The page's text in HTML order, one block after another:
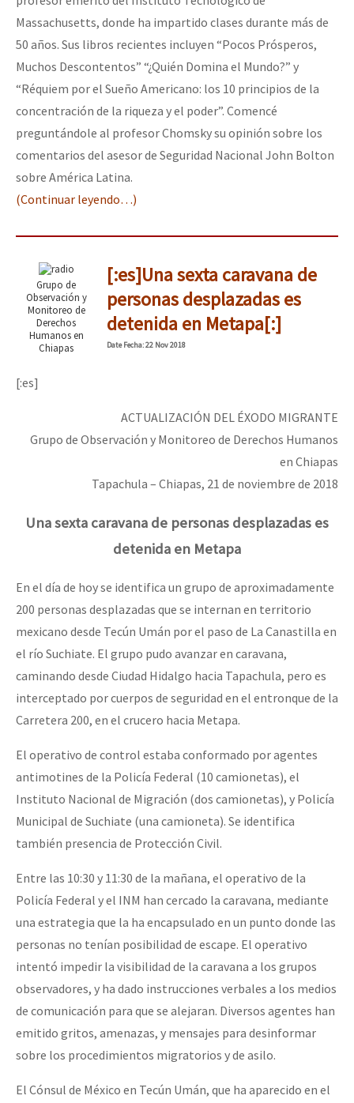
Massachusetts, donde ha impartido clases durante más de
50 años. Sus libros recientes incluyen “Pocos Prósperos,
Muchos Descontentos” “¿Quién Domina el Mundo?” y
“Réquiem por el Sueño Americano: los 10 principios de la
concentración de la riqueza y el poder”. Comencé
preguntándole al profesor Chomsky su opinión sobre los
comentarios del asesor de Seguridad Nacional John Bolton
sobre América Latina.
(Continuar leyendo…)
Grupo de
Observación y
Monitoreo de
Derechos
Humanos en
Chiapas
[:es]Una sexta caravana de
personas desplazadas es
detenida en Metapa[:]
DateFecha: 22 Nov 2018
[:es]
ACTUALIZACIÓN DEL ÉXODO MIGRANTE
Grupo de Observación y Monitoreo de Derechos Humanos
en Chiapas
Tapachula – Chiapas, 21 de noviembre de 2018
Una sexta caravana de personas desplazadas es
detenida en Metapa
En el día de hoy se identifica un grupo de aproximadamente
200 personas desplazadas que se internan en territorio
mexicano desde Tecún Umán por el paso de La Canastilla en
el río Suchiate. El grupo pudo avanzar en caravana,
caminando desde Ciudad Hidalgo hacia Tapachula, pero es
interceptado por cuerpos de seguridad en el entronque de la
Carretera 200, en el crucero hacia Metapa.
El operativo de control estaba conformado por agentes
antimotines de la Policía Federal (10 camionetas), el
Instituto Nacional de Migración (dos camionetas), y Policía
Municipal de Suchiate (una camioneta). Se identifica
también presencia de Protección Civil.
Entre las 10:30 y 11:30 de la mañana, el operativo de la
Policía Federal y el INM han cercado la caravana, mediante
una estrategia que la ha encapsulado en un punto donde las
personas no tenían posibilidad de escape. El operativo
intentó impedir la visibilidad de la caravana a los grupos
observadores, y ha dado instrucciones verbales a los medios
de comunicación para que se alejaran. Diversos agentes han
emitido gritos, amenazas, y mensajes para desinformar
sobre los procedimientos migratorios y de asilo.
El Cónsul de México en Tecún Umán, que ha aparecido en el